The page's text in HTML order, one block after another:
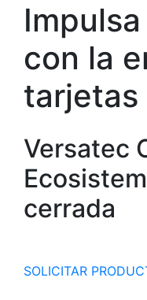
con la
tarjetas
Versatec
cerrada
SOLICITAR